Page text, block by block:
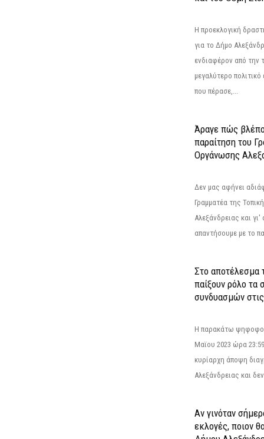
Η προεκλογική
για το Δήμο
ενδιαφέρον από την
μεγαλύτερο
που πέρασε,...
Άραγε πώς
παραίτηση του
Οργάνωσης
Δεν μας αφήνει
Γραμματέα της
Αλεξάνδρειας και γι'
απαντήσουμε με το
Στο αποτέλεσμα
παίξουν ρόλο τα
συνδυασμών
Η παρακάτω
Μαϊου 2023 ώρα
κυρίαρχη άποψη
Αλεξάνδρειας και
Αν γινόταν
εκλογές, ποιον